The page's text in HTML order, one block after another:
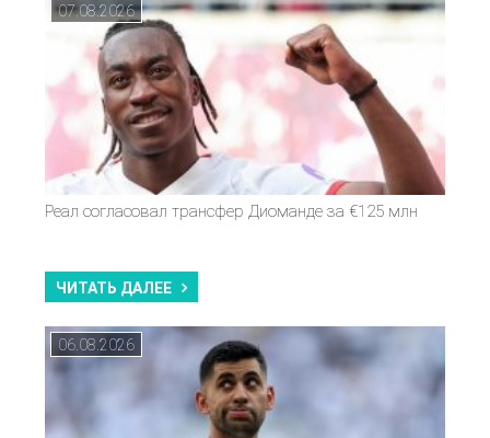
07.08.2026
Реал согласовал трансфер Диоманде за €125 млн
ЧИТАТЬ ДАЛЕЕ
06.08.2026